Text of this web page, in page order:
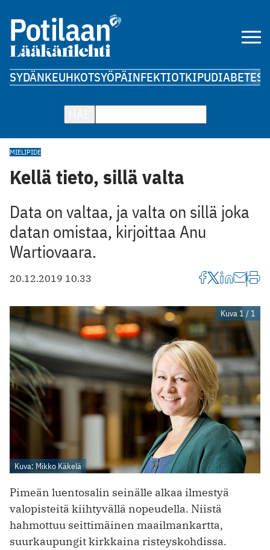
SYDÄNKEUHKOTSYÖPÄINFEKTIOTKIPUDIABETES
MIELIPIDE
Kellä tieto, sillä valta
Data on valtaa, ja valta on sillä joka
datan omistaa, kirjoittaa Anu
Wartiovaara.
20.12.2019 10.33
Kuva 1 / 1
Kuva: Mikko Käkelä
Pimeän luentosalin seinälle alkaa ilmestyä
valopisteitä kiihtyvällä nopeudella. Niistä
hahmottuu seittimäinen maailmankartta,
suurkaupungit kirkkaina risteyskohdissa.